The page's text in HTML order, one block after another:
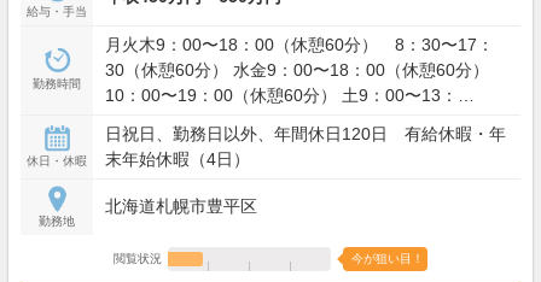
給与・手当
勤務時間
月火木9：00〜18：00（休憩60分） 8：30〜17：
30（休憩60分） 水金9：00〜18：00（休憩60分）
10：00〜19：00（休憩60分） 土9：00〜13：
休日・休暇
日祝日、勤務日以外、年間休日120日 有給休暇・年
末年始休暇（4日）
勤務地
北海道札幌市豊平区
閲覧状況 今が狙い目！